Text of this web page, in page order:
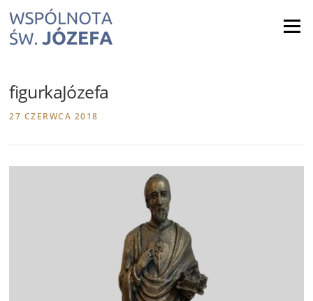
content
Menu
figurkaJózefa
27 CZERWCA 2018